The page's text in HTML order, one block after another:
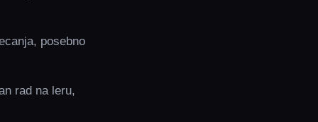
posebno
rad na leru,